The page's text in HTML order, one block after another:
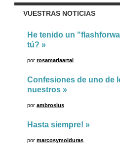
VUESTRAS NOTICIAS
He tenido un
tú? »
por rosamariaartal
Confesiones de uno de
nuestros »
por ambrosius
Hasta siempre! »
por marcosymolduras